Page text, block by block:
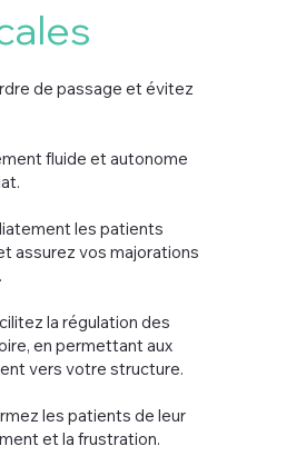
de passage et évitez
fluide et autonome
les patients
assurez vos majorations
la régulation des
en permettant aux
vers votre structure.
les patients de leur
et la frustration.